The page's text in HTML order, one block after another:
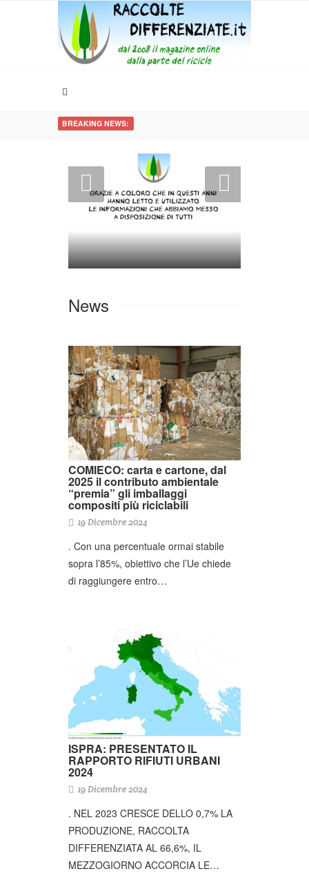
BREAKING NEWS:
News
COMIECO: carta e cartone, dal
2025 il contributo ambientale
“premia” gli imballaggi
compositi più riciclabili
19 Dicembre 2024
. Con una percentuale ormai stabile
sopra l’85%, obiettivo che l’Ue chiede
di raggiungere entro…
ISPRA: PRESENTATO IL
RAPPORTO RIFIUTI URBANI
2024
19 Dicembre 2024
. NEL 2023 CRESCE DELLO 0,7% LA
PRODUZIONE, RACCOLTA
DIFFERENZIATA AL 66,6%, IL
MEZZOGIORNO ACCORCIA LE…